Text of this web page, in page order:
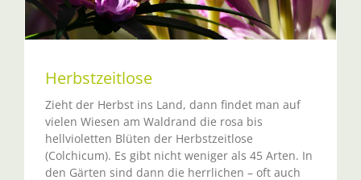
Herbstzeitlose
Zieht der Herbst ins Land, dann findet man auf
vielen Wiesen am Waldrand die rosa bis
hellvioletten Blüten der Herbstzeitlose
(Colchicum). Es gibt nicht weniger als 45 Arten. In
den Gärten sind dann die herrlichen – oft auch